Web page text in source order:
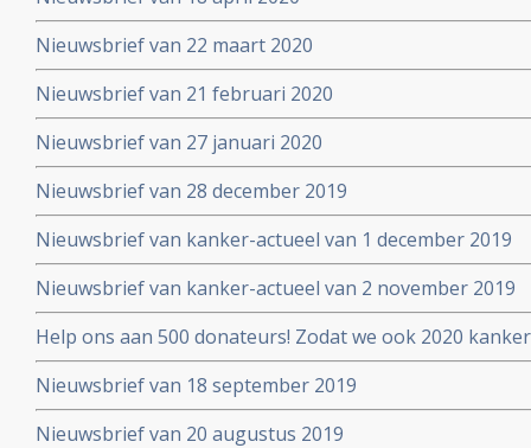
Nieuwsbrief van 22 maart 2020
Nieuwsbrief van 21 februari 2020
Nieuwsbrief van 27 januari 2020
Nieuwsbrief van 28 december 2019
Nieuwsbrief van kanker-actueel van 1 december 2019
Nieuwsbrief van kanker-actueel van 2 november 2019
Help ons aan 500 donateurs! Zodat we ook 2020
voortzetten
Nieuwsbrief van 18 september 2019
Nieuwsbrief van 20 augustus 2019